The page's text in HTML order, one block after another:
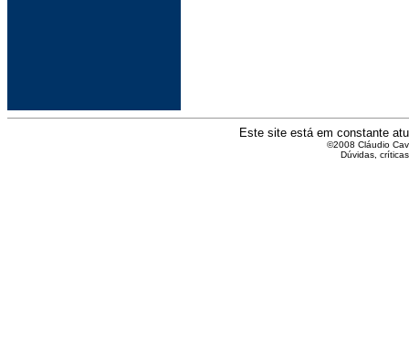
Este site está em constante
©2008 Cláudio
Dúvidas,